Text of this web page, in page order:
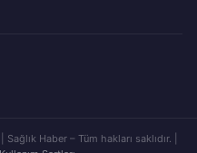
Haber – Tüm hakları saklıdır. |